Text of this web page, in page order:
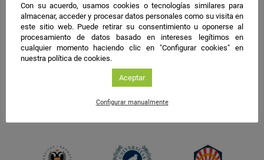
facebook
twitter
instagram
Con su acuerdo, usamos cookies o tecnologías similares para
almacenar, acceder y procesar datos personales como su visita en
este sitio web. Puede retirar su consentimiento u oponerse al
procesamiento de datos basado en intereses legítimos en
cualquier momento haciendo clic en "Configurar cookies" en
nuestra política de cookies.
Aceptar
Configurar manualmente